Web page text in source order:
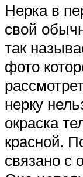
Нерка в
свой
так
фото
нерку
окраска
красной.
связано с